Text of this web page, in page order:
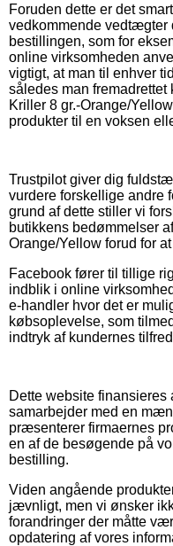
Foruden dette er det
vedkommende vedtægter
bestillingen, som for
online virksomheden
vigtigt, at man til enhver
således man
Kriller 8 gr.-Orange/
produkter til en voksen
Trustpilot giver dig
vurdere forskellige andre
grund af dette stiller vi
butikkens bedømmelser
Orange/Yellow forud for
Facebook fører til tillige
indblik i online
e-handler hvor det er
købsoplevelse, som
indtryk af kundernes
Dette website
samarbejder med en
præsenterer firmaernes
en af de besøgende på
bestilling.
Viden angående
jævnligt, men vi ønsker
forandringer der måtte
opdatering af vores